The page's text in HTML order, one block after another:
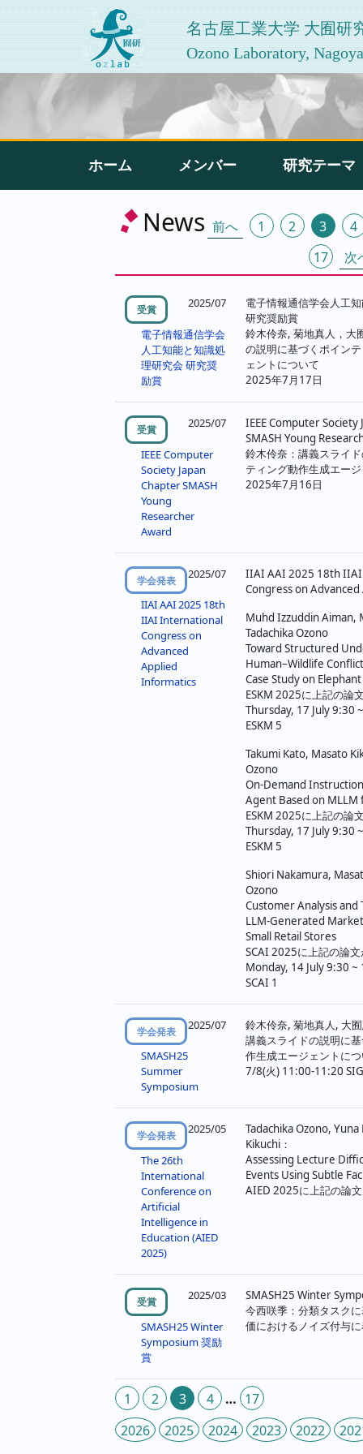
名古屋工業大学 大囿研
Ozono Laboratory,
ホーム メンバー 研究テーマ
News 投
の
ペ
ー
ジ
送
り
前へ 1 2 3
4
17
次
受賞 2025/07
電子情報通信学会
人工知能と知識処
理研究会 研究奨
励賞
電子情報通信学会人工
研究奨励賞
鈴木伶奈, 菊地真人，大
の説明に基づくポイン
ェントについて
2025年7月17日
受賞 2025/07
IEEE Computer
Society Japan
Chapter SMASH
Young
Researcher
Award
IEEE Computer Society
SMASH Young
鈴木伶奈：講義スライ
ティング動作生成エー
2025年7月16日
学会発表 2025/07
IIAI AAI 2025 18th
IIAI International
Congress on
Advanced
Applied
Informatics
IIAI AAI 2025 18th
Congress on
Muhd Izzuddin Aiman,
Tadachika Ozono
Toward Structured
Human–Wildlife
Case Study on
ESKM 2025に上記の論
Thursday, 17 July 9:30
ESKM 5
Takumi Kato, Masato
Ozono
On-Demand
Agent Based on
ESKM 2025に上記の論
Thursday, 17 July 9:30
ESKM 5
Shiori Nakamura,
Ozono
Customer Analysis
LLM-Generated
Small Retail Stores
SCAI 2025に上記の論
Monday, 14 July 9:30 ~
SCAI 1
学会発表 2025/07
SMASH25
Summer
Symposium
鈴木伶奈, 菊地真人, 大
講義スライドの説明に
作生成エージェントに
7/8(火) 11:00-11:20
学会発表 2025/05
The 26th
International
Conference on
Artificial
Intelligence in
Education (AIED
2025)
Tadachika Ozono,
Kikuchi：
Assessing Lecture
Events Using Subtle
AIED 2025に上記の論
受賞 2025/03
SMASH25 Winter
Symposium 奨励
賞
SMASH25 Winter
今西咲季：分類タスク
価におけるノイズ付与
投
稿
1 2 3 4 … 17
2026
2025 2024 2023 2022